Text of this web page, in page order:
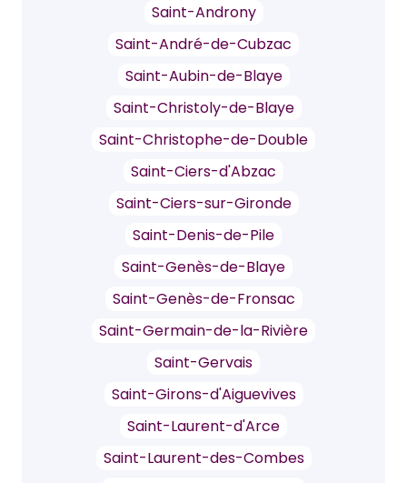
Saint-Androny
Saint-André-de-Cubzac
Saint-Aubin-de-Blaye
Saint-Christoly-de-Blaye
Saint-Christophe-de-Double
Saint-Ciers-d'Abzac
Saint-Ciers-sur-Gironde
Saint-Denis-de-Pile
Saint-Genès-de-Blaye
Saint-Genès-de-Fronsac
Saint-Germain-de-la-Rivière
Saint-Gervais
Saint-Girons-d'Aiguevives
Saint-Laurent-d'Arce
Saint-Laurent-des-Combes